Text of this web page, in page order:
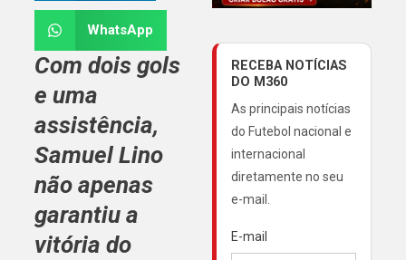
WhatsApp
Com dois gols
e uma
assistência,
Samuel Lino
não apenas
garantiu a
vitória do
RECEBA NOTÍCIAS
DO M360
As principais notícias
do Futebol nacional e
internacional
diretamente no seu
e-mail.
E-mail